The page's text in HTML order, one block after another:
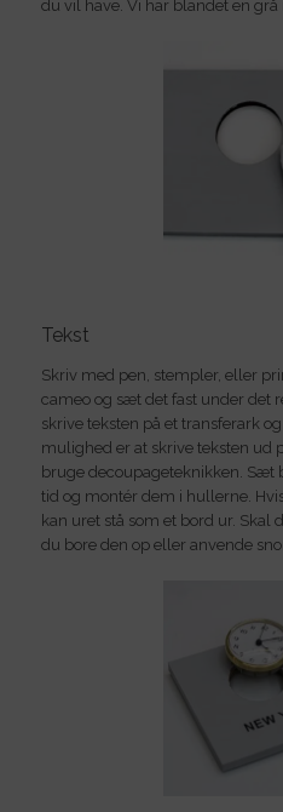
du vil have. Vi har blandet en grå
Tekst
Skriv med pen, stempler, eller
cameo og sæt det fast under det
skrive teksten på et transferark
mulighed er at skrive teksten ud
bruge decoupageteknikken. Sæt
tid og montér dem i hullerne.
kan uret stå som et bord ur.
du bore den op eller anvende